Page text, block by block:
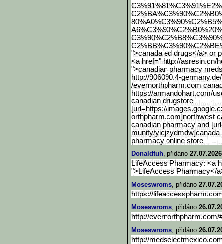
">canada ed drugs</a> or
<a href=" http://asresin.cn/
">canadian pharmacy
http://906090.4-germany.d
/evernorthpharm.com
https://armandohart.com/
canadian drugstore
[url=https://images.googl
orthpharm.com]northwest
canadian pharmacy and
munity/yicjzydmdw]canada
pharmacy online store
Donaldtuh, přidáno
LifeAccess Pharmacy: <a
">LifeAccess Pharmacy</
Moseswroms, přidáno
https://
Moseswroms, přidáno
http://evernorthpharm.com/
Moseswroms, přidáno
http://